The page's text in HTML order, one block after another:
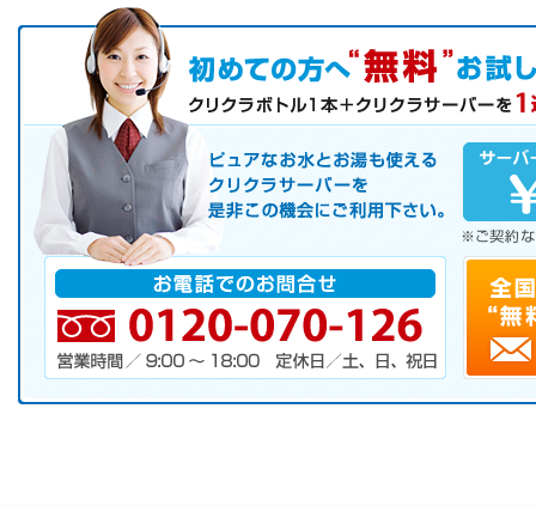
初めての方へ キャンペーン実施中！
お気軽にお申し込み下さい。
ピュアなお水とお湯も使えるクリクラサーバーを是非この機会にご
サーバレンタル
ご自宅まで配送
※ご契約なさらなくても結構です。
お電話でのお問合せ